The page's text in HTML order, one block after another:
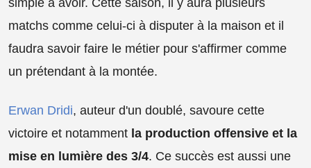
simple à avoir. Cette saison, il y aura plusieurs
matchs comme celui-ci à disputer à la maison et il
faudra savoir faire le métier pour s'affirmer comme
un prétendant à la montée.
Erwan Dridi, auteur d'un doublé, savoure cette
victoire et notamment la production offensive et la
mise en lumière des 3/4. Ce succès est aussi une